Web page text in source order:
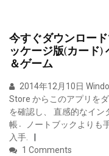
今すぐダウンロー
ッケージ版(カード)
＆ゲーム
2014年12月10日
Store からこのアプリを
を確認し、 直感的なイ
帳〮ノートブックよりも手
入手.
1 Comments